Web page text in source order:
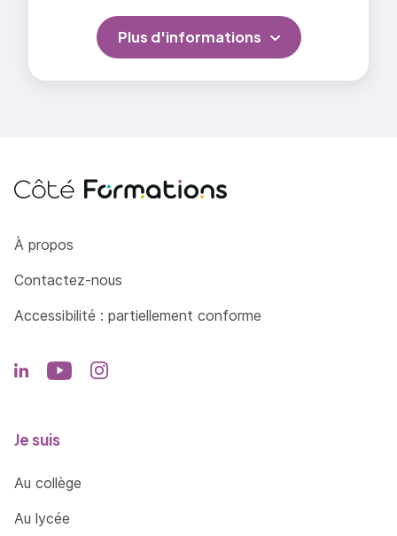
Plus d'informations
Côté Formations
À propos
Contactez-nous
Accessibilité : partiellement conforme
Je suis
Au collège
Au lycée